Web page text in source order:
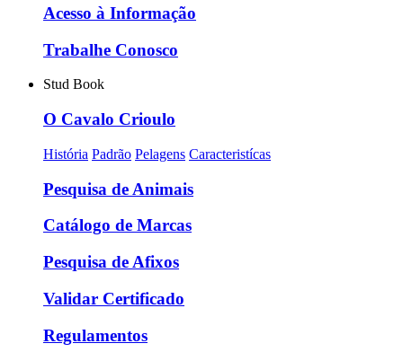
Acesso à Informação
Trabalhe Conosco
Stud Book
O Cavalo Crioulo
História Padrão Pelagens Caracteristícas
Pesquisa de Animais
Catálogo de Marcas
Pesquisa de Afixos
Validar Certificado
Regulamentos